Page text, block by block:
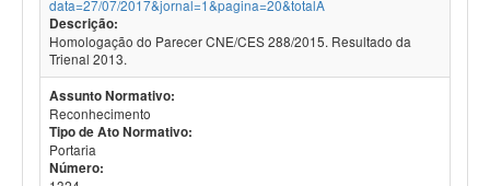
data=27/07/2017&jornal=1&pagina=20&totalA
Descrição:
Homologação do Parecer CNE/CES 288/2015. Resultado da
Trienal 2013.
Assunto Normativo:
Reconhecimento
Tipo de Ato Normativo:
Portaria
Número: